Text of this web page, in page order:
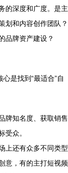
的深度和广度。是主
划和内容创作团队？
品牌资产建设？
是找到“最适合”自
牌知名度、获取销售
受众。
上还有众多不同类型
意，有的主打短视频